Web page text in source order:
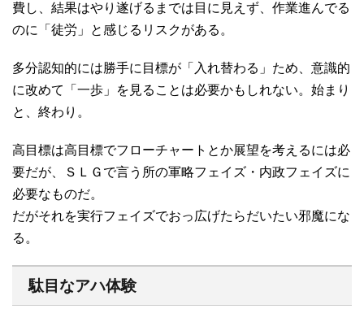
費し、結果はやり遂げるまでは目に見えず、作業進んでる
のに「徒労」と感じるリスクがある。
多分認知的には勝手に目標が「入れ替わる」ため、意識的
に改めて「一歩」を見ることは必要かもしれない。始まり
と、終わり。
高目標は高目標でフローチャートとか展望を考えるには必
要だが、ＳＬＧで言う所の軍略フェイズ・内政フェイズに
必要なものだ。
だがそれを実行フェイズでおっ広げたらだいたい邪魔にな
る。
駄目なアハ体験